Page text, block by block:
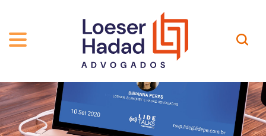
QUEM SOMOS
TRAJETÓRIA
ÁREAS DE ATUAÇÃO
Contato